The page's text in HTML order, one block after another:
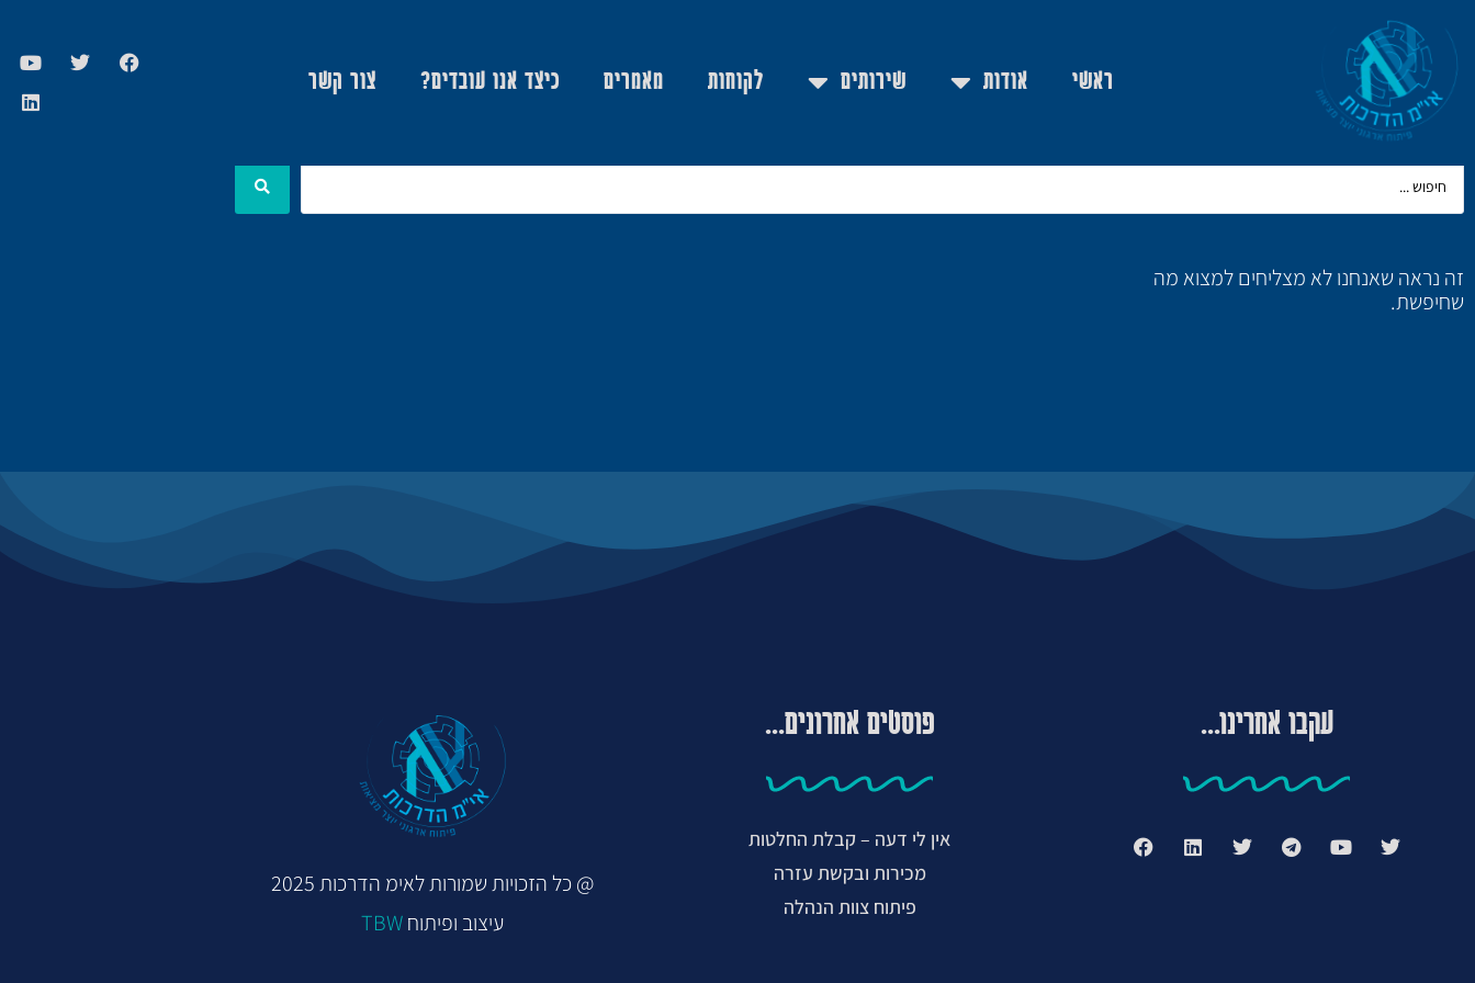
ראשי אודות שירותים לקוחות מאמרים כיצד אנו עובדים? צור קשר
זה נראה שאנחנו לא מצליחים למצוא מה
שחיפשת.
עקבו אחרינו... פוסטים אחרונים...
אין לי דעה – קבלת החלטות
מכירות ובקשת עזרה
פיתוח צוות הנהלה
@ כל הזכויות שמורות לאימ הדרכות 2025
עיצוב ופיתוחTBW